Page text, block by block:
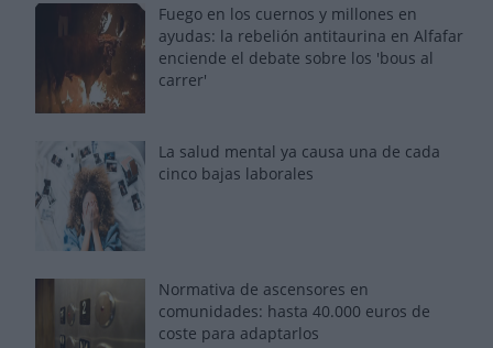
Fuego en los cuernos y millones en
ayudas: la rebelión antitaurina en Alfafar
enciende el debate sobre los 'bous al
carrer'
La salud mental ya causa una de cada
cinco bajas laborales
Normativa de ascensores en
comunidades: hasta 40.000 euros de
coste para adaptarlos